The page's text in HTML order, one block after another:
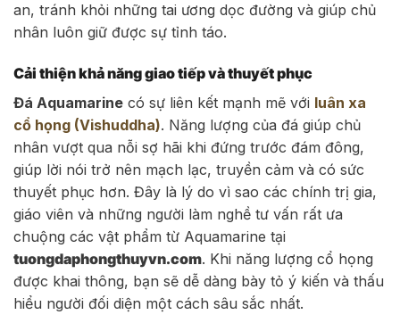
an, tránh khỏi những tai ương dọc đường và giúp chủ
nhân luôn giữ được sự tỉnh táo.
Cải thiện khả năng giao tiếp và thuyết phục
Đá Aquamarine có sự liên kết mạnh mẽ với luân xa
cổ họng (Vishuddha). Năng lượng của đá giúp chủ
nhân vượt qua nỗi sợ hãi khi đứng trước đám đông,
giúp lời nói trở nên mạch lạc, truyền cảm và có sức
thuyết phục hơn. Đây là lý do vì sao các chính trị gia,
giáo viên và những người làm nghề tư vấn rất ưa
chuộng các vật phẩm từ Aquamarine tại
tuongdaphongthuyvn.com. Khi năng lượng cổ họng
được khai thông, bạn sẽ dễ dàng bày tỏ ý kiến và thấu
hiểu người đối diện một cách sâu sắc nhất.